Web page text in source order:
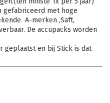
gefabriceerd met hoge
A-merken ,Saft,
De accupacks worden
geplaatst en bij Stick is dat